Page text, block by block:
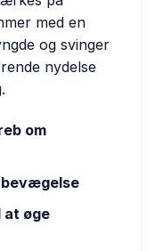
med en
og svinger
nydelse
om
at øge